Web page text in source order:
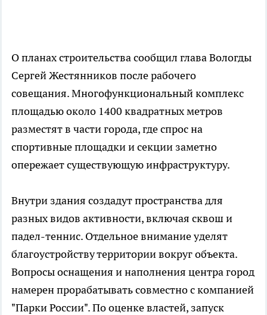
О планах строительства сообщил глава Вологды
Сергей Жестянников после рабочего
совещания. Многофункциональный комплекс
площадью около 1400 квадратных метров
разместят в части города, где спрос на
спортивные площадки и секции заметно
опережает существующую инфраструктуру.
Внутри здания создадут пространства для
разных видов активности, включая сквош и
падел-теннис. Отдельное внимание уделят
благоустройству территории вокруг объекта.
Вопросы оснащения и наполнения центра город
намерен прорабатывать совместно с компанией
"Парки России". По оценке властей, запуск